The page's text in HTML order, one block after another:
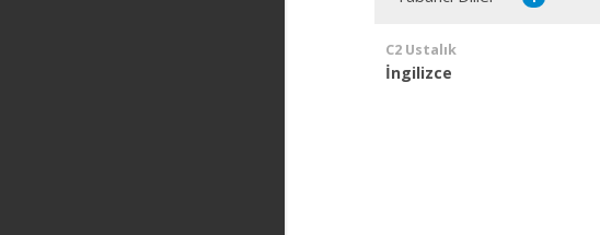
C2 Ustalık
İngilizce